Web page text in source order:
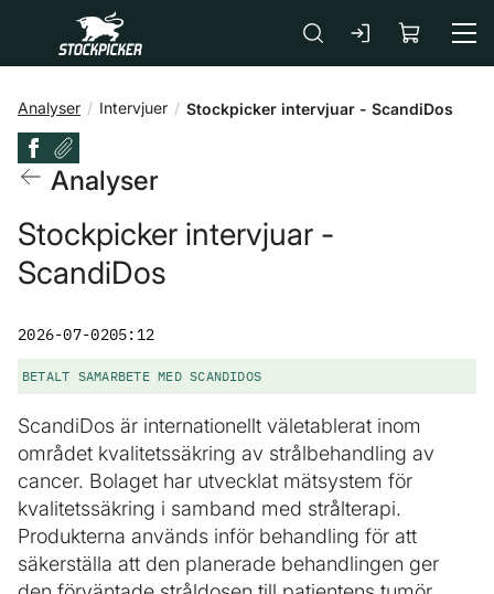
Gå till huvudinnehåll
Analyser Intervjuer Stockpicker intervjuar - ScandiDos
Analyser
Stockpicker intervjuar -
ScandiDos
2026-07-0205:12
BETALT SAMARBETE MED SCANDIDOS
ScandiDos är internationellt väletablerat inom
området kvalitetssäkring av strålbehandling av
cancer. Bolaget har utvecklat mätsystem för
kvalitetssäkring i samband med strålterapi.
Produkterna används inför behandling för att
säkerställa att den planerade behandlingen ger